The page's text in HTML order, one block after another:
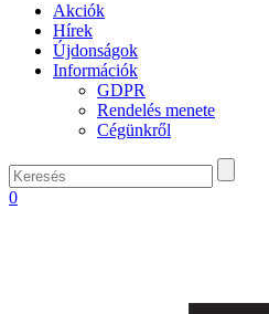
Akciók
Hírek
Újdonságok
Információk
GDPR
Rendelés menete
Cégünkről
0